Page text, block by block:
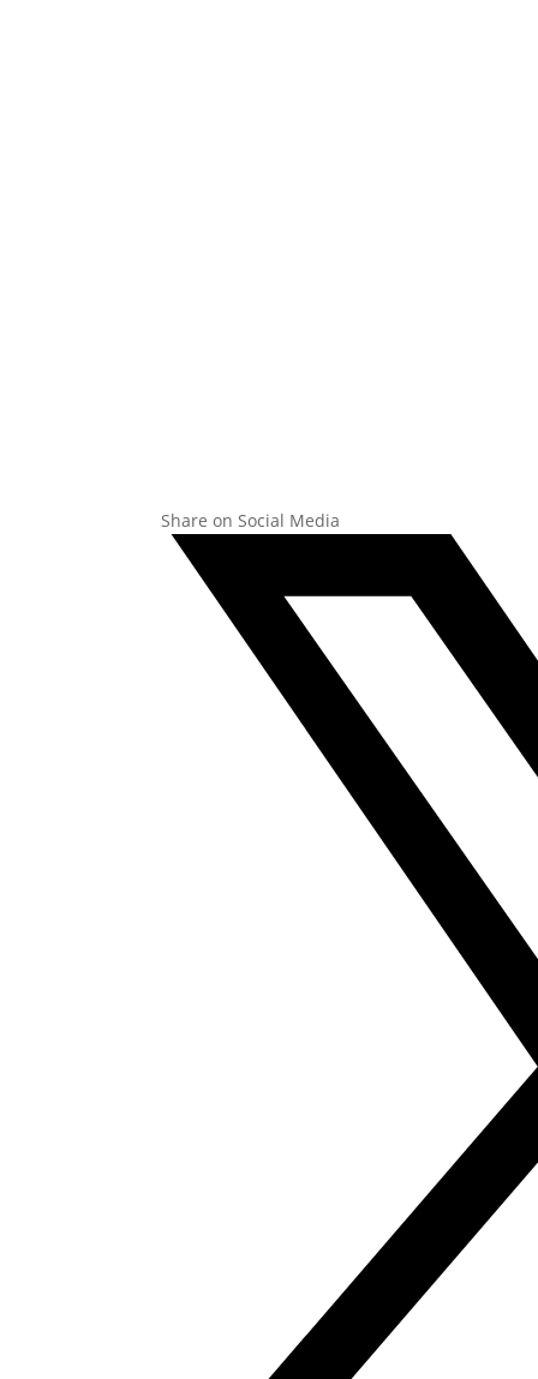
Share on Social Media